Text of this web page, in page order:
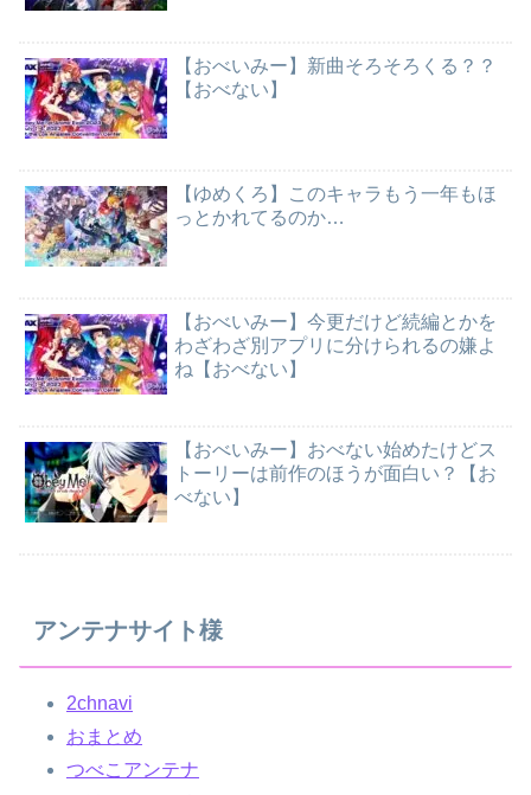
【おべいみー】新曲そろそろくる？？
【おべない】
【ゆめくろ】このキャラもう一年もほ
っとかれてるのか…
【おべいみー】今更だけど続編とかを
わざわざ別アプリに分けられるの嫌よ
ね【おべない】
【おべいみー】おべない始めたけどス
トーリーは前作のほうが面白い？【お
べない】
アンテナサイト様
2chnavi
おまとめ
つべこアンテナ